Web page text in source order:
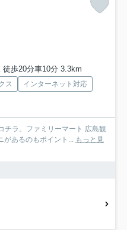
歩20分車10分 3.3km
ス
インターネット対応
チラ。ファミリーマート 広島観
があるのもポイント... もっと見